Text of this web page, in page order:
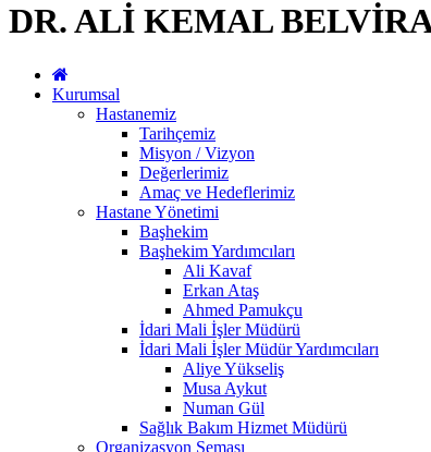
DR. ALİ KEMAL
Kurumsal
Hastanemiz
Tarihçemiz
Misyon / Vizyon
Değerlerimiz
Amaç ve Hedeflerimiz
Hastane Yönetimi
Başhekim
Başhekim Yardımcıları
Ali Kavaf
Erkan Ataş
Ahmed Pamukçu
İdari Mali İşler Müdürü
İdari Mali İşler Müdür Yardımcıları
Aliye Yükseliş
Musa Aykut
Numan Gül
Sağlık Bakım Hizmet Müdürü
Organizasyon Şeması